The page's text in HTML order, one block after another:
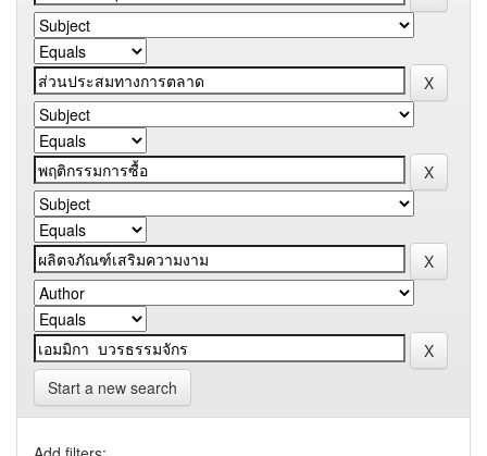
Start a new search